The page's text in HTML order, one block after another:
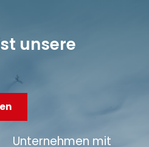
unsere
Unternehmen mit